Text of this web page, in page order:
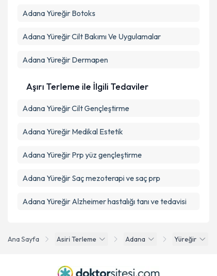
Ana Sayfa Asiri Terleme Adana Yüreğir
Adana Yüreğir Botoks
Adana Yüreğir Cilt Bakımı Ve Uygulamalar
Adana Yüreğir Dermapen
Aşırı Terleme ile İlgili Tedaviler
Adana Yüreğir Cilt Gençleştirme
Adana Yüreğir Medikal Estetik
Adana Yüreğir Prp yüz gençleştirme
Adana Yüreğir Saç mezoterapi ve saç prp
Adana Yüreğir Alzheimer hastalığı tanı ve tedavisi